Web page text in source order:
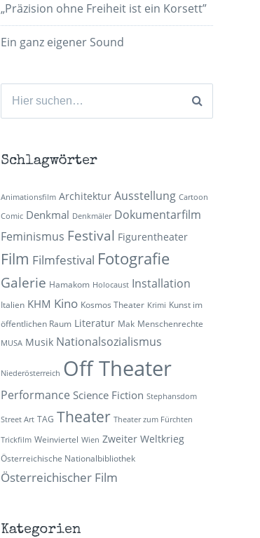
„Präzision ohne Freiheit ist ein Korsett”
Ein ganz eigener Sound
Suchen
Schlagwörter
Animationsfilm Architektur Ausstellung Cartoon
Comic Denkmal Denkmäler Dokumentarfilm
Feminismus Festival Figurentheater
Film Filmfestival Fotografie
Galerie Hamakom Holocaust Installation
Italien KHM Kino Kosmos Theater Krimi Kunst im
öffentlichen Raum Literatur Mak Menschenrechte
MUSA Musik Nationalsozialismus
Niederösterreich Off Theater
Performance Science Fiction Stephansdom
Street Art TAG Theater Theater zum Fürchten
Trickfilm Weinviertel Wien Zweiter Weltkrieg
Österreichische Nationalbibliothek
Österreichischer Film
Kategorien